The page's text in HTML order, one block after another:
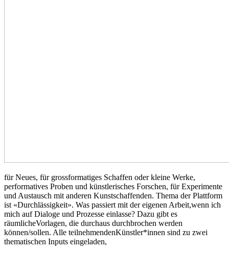
für Neues, für grossformatiges Schaffen oder kleine Werke,
performatives Proben und künstlerisches Forschen, für Experimente
und Austausch mit anderen Kunstschaffenden. Thema der Plattform
ist «Durchlässigkeit». Was passiert mit der eigenen Arbeit,wenn ich
mich auf Dialoge und Prozesse einlasse? Dazu gibt es
räumlicheVorlagen, die durchaus durchbrochen werden
können/sollen. Alle teilnehmendenKünstler*innen sind zu zwei
thematischen Inputs eingeladen,